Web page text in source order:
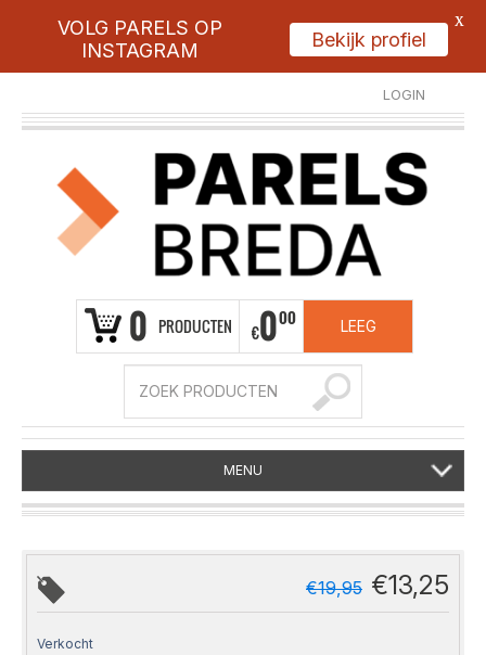
LOGIN
REGISTREER
0 PRODUCTEN €000 LEEG
MENU
€19,95 €13,25
Verkocht
VOLG PARELS OP
INSTAGRAM
Bekijk profiel
X